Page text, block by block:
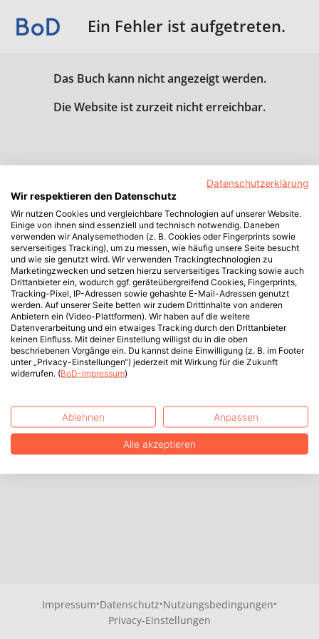
Ein Fehler ist aufgetreten.
Das Buch kann nicht angezeigt werden.
Die Website ist zurzeit nicht erreichbar.
Impressum·Datenschutz·Nutzungsbedingungen·
Privacy-Einstellungen
Datenschutzerklärung
Wir respektieren den Datenschutz
Wir nutzen Cookies und vergleichbare Technologien auf unserer Website.
Einige von ihnen sind essenziell und technisch notwendig. Daneben
verwenden wir Analysemethoden (z. B. Cookies oder Fingerprints sowie
serverseitiges Tracking), um zu messen, wie häufig unsere Seite besucht
und wie sie genutzt wird. Wir verwenden Trackingtechnologien zu
Marketingzwecken und setzen hierzu serverseitiges Tracking sowie auch
Drittanbieter ein, wodurch ggf. geräteübergreifend Cookies, Fingerprints,
Tracking-Pixel, IP-Adressen sowie gehashte E-Mail-Adressen genutzt
werden. Auf unserer Seite betten wir zudem Drittinhalte von anderen
Anbietern ein (Video-Plattformen). Wir haben auf die weitere
Datenverarbeitung und ein etwaiges Tracking durch den Drittanbieter
keinen Einfluss. Mit deiner Einstellung willigst du in die oben
beschriebenen Vorgänge ein. Du kannst deine Einwilligung (z. B. im Footer
unter „Privacy-Einstellungen“) jederzeit mit Wirkung für die Zukunft
widerrufen. (BoD-Impressum)
Ablehnen Anpassen
Alle akzeptieren